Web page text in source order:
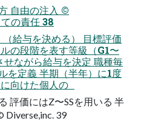
自由の注入 ©︎
の責任 38
給与を決める） 目標評価
の段階を表す等級（G1〜
ながら給与を決定 職種毎
を定義 半期（半年）に1度
向けた個人の
評価にはZ〜SSを用いる 半
Diverse,inc. 39